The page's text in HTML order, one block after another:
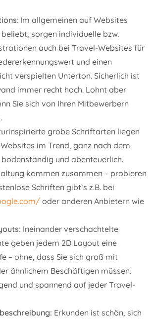
: Im allgemeinen auf Websites
beliebt, sorgen individuelle bzw.
auch bei Travel-Websites für
und einen
verspielten Unterton. Sicherlich ist
immer recht hoch. Lohnt aber
Sie sich von Ihren Mitbewerbern
grobe Schriftarten liegen
im Trend, ganz nach dem
und abenteuerlich.
kommen zusammen – probieren
Schriften gibt’s z.B. bei
oder anderen Anbietern wie
Ineinander verschachtelte
geben jedem 2D Layout eine
– ohne, dass Sie sich groß mit
ähnlichem Beschäftigen müssen.
und spannend auf jeder Travel-
Erkunden ist schön, sich